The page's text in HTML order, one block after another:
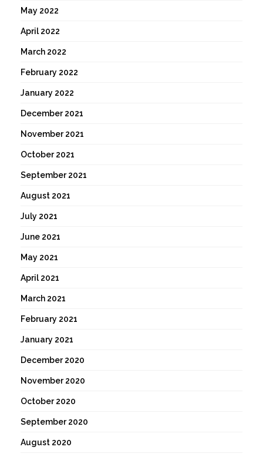
May 2022
April 2022
March 2022
February 2022
January 2022
December 2021
November 2021
October 2021
September 2021
August 2021
July 2021
June 2021
May 2021
April 2021
March 2021
February 2021
January 2021
December 2020
November 2020
October 2020
September 2020
August 2020